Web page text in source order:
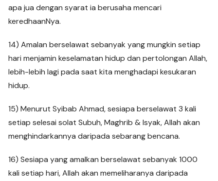
apa jua dengan syarat ia berusaha mencari
keredhaanNya.
14) Amalan berselawat sebanyak yang mungkin setiap
hari menjamin keselamatan hidup dan pertolongan Allah,
lebih-lebih lagi pada saat kita menghadapi kesukaran
hidup.
15) Menurut Syibab Ahmad, sesiapa berselawat 3 kali
setiap selesai solat Subuh, Maghrib & Isyak, Allah akan
menghindarkannya daripada sebarang bencana.
16) Sesiapa yang amalkan berselawat sebanyak 1000
kali setiap hari, Allah akan memeliharanya daripada